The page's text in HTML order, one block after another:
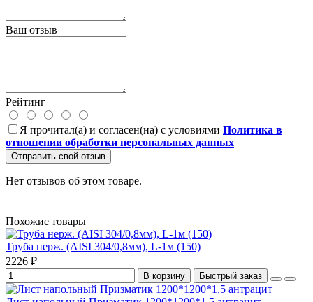
Ваш отзыв
Рейтинг
Я прочитал(а) и согласен(на) с условиями Политика в
отношении обработки персональных данных
Отправить свой отзыв
Нет отзывов об этом товаре.
Похожие товары
Труба нерж. (AISI 304/0,8мм), L-1м (150)
2226 ₽
В корзину Быстрый заказ